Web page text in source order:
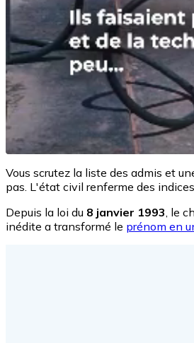
Vous scrutez la liste des admis et
pas. L'état civil renferme des
Depuis la loi du 8 janvier 1993 , le
inédite a transformé le prénom en